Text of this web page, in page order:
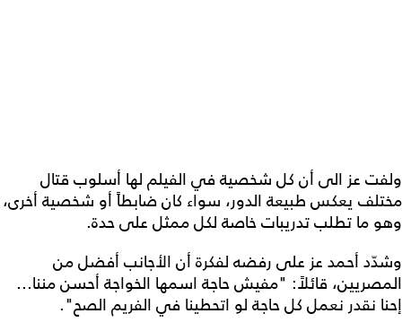
ولفت عز الى أن كل شخصية في الفيلم لها أسلوب قتال
مختلف يعكس طبيعة الدور، سواء كان ضابطاً أو شخصية أخرى،
وهو ما تطلب تدريبات خاصة لكل ممثل على حدة.
وشدّد أحمد عز على رفضه لفكرة أن الأجانب أفضل من
المصريين، قائلاً: "مفيش حاجة اسمها الخواجة أحسن مننا...
إحنا نقدر نعمل كل حاجة لو اتحطينا في الفريم الصح".